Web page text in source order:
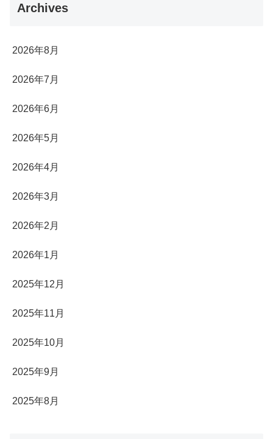
レArchives
2026年8月
2026年7月
2026年6月
2026年5月
2026年4月
2026年3月
2026年2月
2026年1月
2025年12月
2025年11月
2025年10月
2025年9月
2025年8月